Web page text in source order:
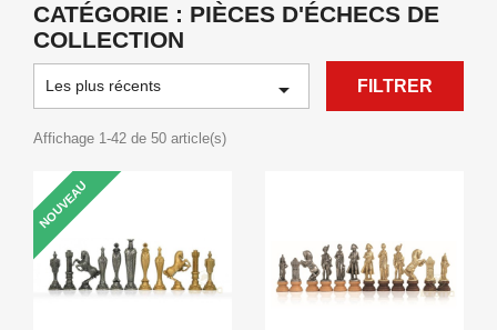
CATÉGORIE : PIÈCES D'ÉCHECS DE
COLLECTION
Les plus récents  FILTRER
Affichage 1-42 de 50 article(s)
NOUVEAU